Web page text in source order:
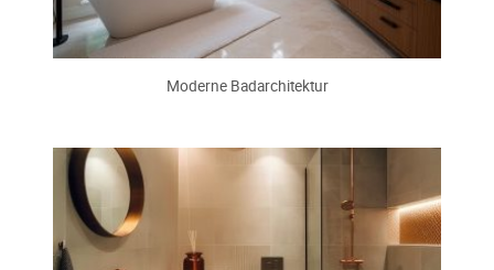
Moderne Badarchitektur